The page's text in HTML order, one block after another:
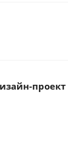
проект